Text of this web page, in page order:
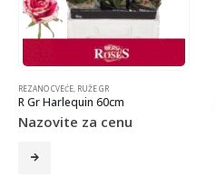
REZANO CVEĆE, RUŽE GR
R Gr Harlequin 60cm
Nazovite za cenu